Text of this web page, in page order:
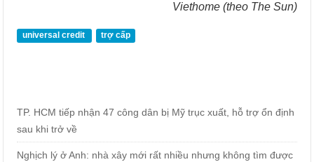
Viethome (theo The Sun)
universal credit trợ cấp
TP. HCM tiếp nhận 47 công dân bị Mỹ trục xuất, hỗ trợ ổn định
sau khi trở về
Nghịch lý ở Anh: nhà xây mới rất nhiều nhưng không tìm được